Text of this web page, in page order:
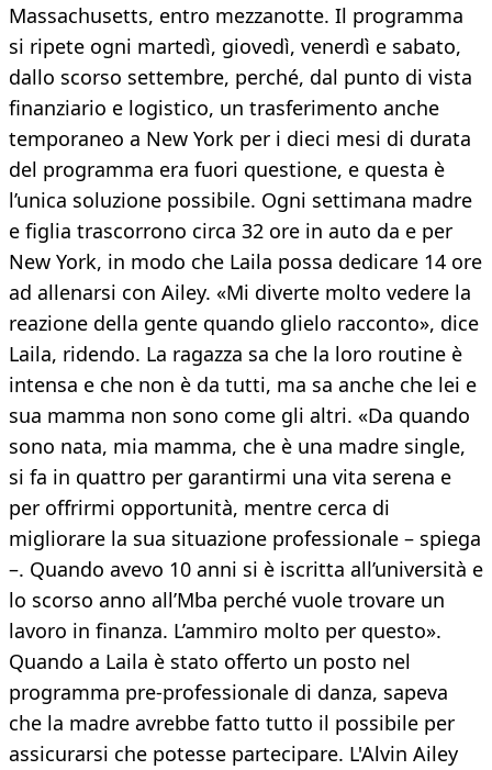
Massachusetts, entro mezzanotte. Il programma
si ripete ogni martedì, giovedì, venerdì e sabato,
dallo scorso settembre, perché, dal punto di vista
finanziario e logistico, un trasferimento anche
temporaneo a New York per i dieci mesi di durata
del programma era fuori questione, e questa è
l’unica soluzione possibile. Ogni settimana madre
e figlia trascorrono circa 32 ore in auto da e per
New York, in modo che Laila possa dedicare 14 ore
ad allenarsi con Ailey. «Mi diverte molto vedere la
reazione della gente quando glielo racconto», dice
Laila, ridendo. La ragazza sa che la loro routine è
intensa e che non è da tutti, ma sa anche che lei e
sua mamma non sono come gli altri. «Da quando
sono nata, mia mamma, che è una madre single,
si fa in quattro per garantirmi una vita serena e
per offrirmi opportunità, mentre cerca di
migliorare la sua situazione professionale – spiega
–. Quando avevo 10 anni si è iscritta all’università e
lo scorso anno all’Mba perché vuole trovare un
lavoro in finanza. L’ammiro molto per questo».
Quando a Laila è stato offerto un posto nel
programma pre-professionale di danza, sapeva
che la madre avrebbe fatto tutto il possibile per
assicurarsi che potesse partecipare. L'Alvin Ailey